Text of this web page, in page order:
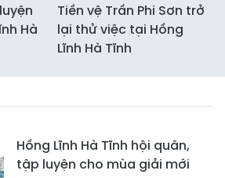
Hà
Tiền vệ Trần Phi Sơn trở
lại thử việc tại Hồng
Lĩnh Hà Tĩnh
Hồng Lĩnh Hà Tĩnh hội quân,
tập luyện cho mùa giải mới